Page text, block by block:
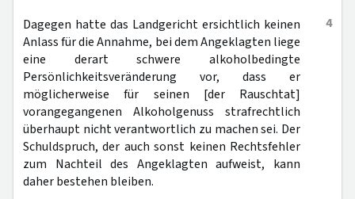
4
Dagegen hatte das Landgericht ersichtlich keinen
Anlass für die Annahme, bei dem Angeklagten liege
eine derart schwere alkoholbedingte
Persönlichkeitsveränderung vor, dass er
möglicherweise für seinen [der Rauschtat]
vorangegangenen Alkoholgenuss strafrechtlich
überhaupt nicht verantwortlich zu machen sei. Der
Schuldspruch, der auch sonst keinen Rechtsfehler
zum Nachteil des Angeklagten aufweist, kann
daher bestehen bleiben.